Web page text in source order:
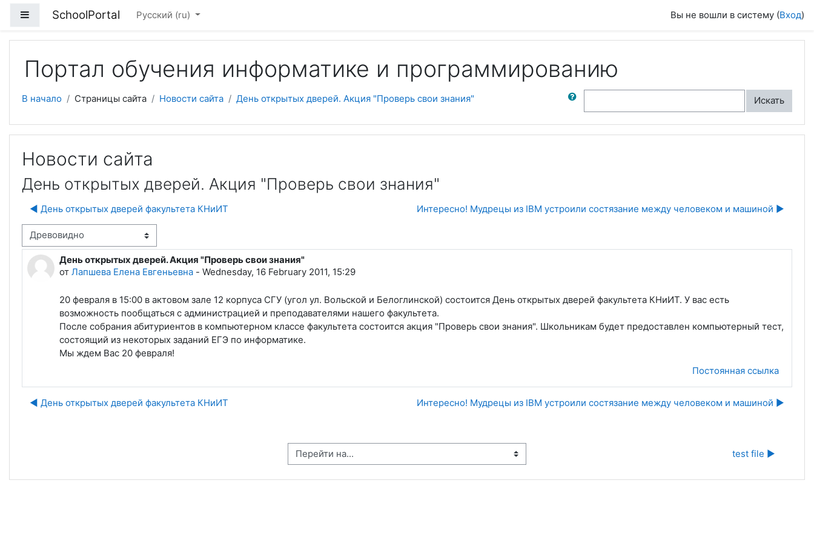
Боковая панель
SchoolPortal Русский ‎(ru)‎ Вы не вошли в систему (Вход)
Портал обучения информатике и программированию
В начало Страницы сайта Новости сайта День открытых дверей. Акция "Проверь свои знания"
Поиск по форумам
Искать
Новости сайта
День открытых дверей. Акция "Проверь свои знания"
◀︎ День открытых дверей факультета КНиИТ Интересно! Мудрецы из IBM устроили состязание между человеком и машиной ▶︎
отображения
День открытых дверей. Акция "Проверь свои знания"
от Лапшева Елена Евгеньевна - Wednesday, 16 February 2011, 15:29
Количество ответов: 0
20 февраля в 15:00 в актовом зале 12 корпуса СГУ (угол ул. Вольской и Белоглинской) состоится День открытых дверей факультета КНиИТ. У вас есть
возможность пообщаться с администрацией и преподавателями нашего факультета.
После собрания абитуриентов в компьютерном классе факультета состоится акция "Проверь свои знания". Школьникам будет предоставлен компьютерный тест,
состоящий из некоторых заданий ЕГЭ по информатике.
Мы ждем Вас 20 февраля!
Постоянная ссылка
◀︎ День открытых дверей факультета КНиИТ Интересно! Мудрецы из IBM устроили состязание между человеком и машиной ▶︎
Перейти на... test file ▶︎